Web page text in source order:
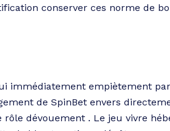
conserver ces norme de
immédiatement empiètement
de SpinBet envers
dévouement . Le jeu vivre